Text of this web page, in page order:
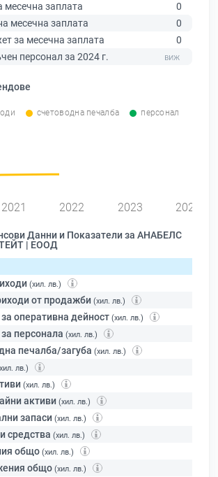
месечна заплата
0
месечна заплата
0
за месечна заплата
0
персонал за 2024 г.
счетоводна печалба персонал
2021 2022 2023 2024
Данни и Показатели за АНАБЕЛС
| ЕООД
(хил. лв.)
от продажби (хил. лв.)
оперативна дейност (хил. лв.)
персонала (хил. лв.)
печалба/загуба (хил. лв.)
лв.)
(хил. лв.)
активи (хил. лв.)
запаси (хил. лв.)
средства (хил. лв.)
общо (хил. лв.)
общо (хил. лв.)